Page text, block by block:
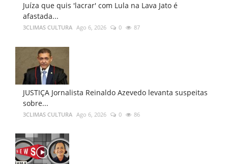
Juíza que quis 'lacrar' com Lula na Lava Jato é
afastada...
3CLIMAS CULTURA Ago 6, 2026 0 87
JUSTIÇA Jornalista Reinaldo Azevedo levanta suspeitas
sobre...
3CLIMAS CULTURA Ago 6, 2026 0 86